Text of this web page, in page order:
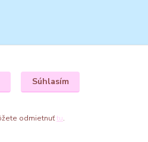
Súhlasím
odmietnuťtu.